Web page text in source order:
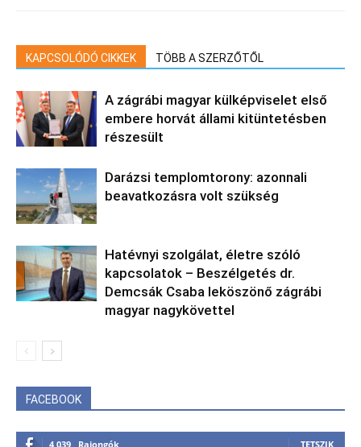
KAPCSOLÓDÓ CIKKEK TÖBB A SZERZŐTŐL
A zágrábi magyar külképviselet első
embere horvát állami kitüntetésben
részesült
Darázsi templomtorony: azonnali
beavatkozásra volt szükség
Hatévnyi szolgálat, életre szóló
kapcsolatok – Beszélgetés dr.
Demcsák Csaba leköszönő zágrábi
magyar nagykövettel
FACEBOOK
4,039 Rajongók TETSZIK